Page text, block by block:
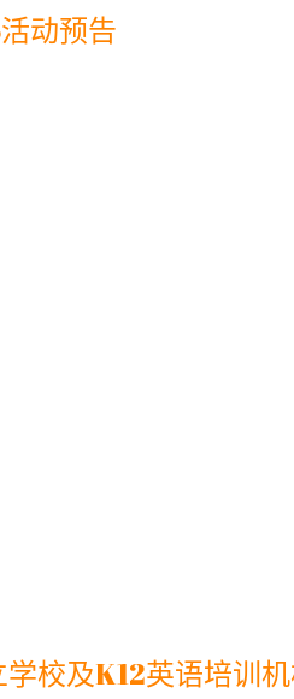
动预告
读》
校及K12英语培训